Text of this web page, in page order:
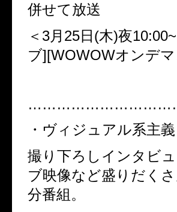
併せて放送
＜3月25日(木)夜
ブ][WOWOWオンデマ
・ヴィジュアル系主
撮り下ろしインタビ
ブ映像など盛りだく
分番組。